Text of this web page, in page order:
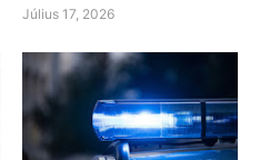
Július 17, 2026